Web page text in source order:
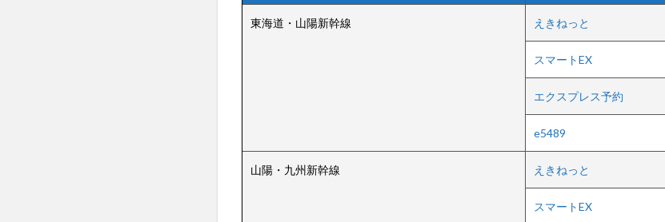
東海道・山陽新幹線 えきねっと
スマートEX
エクスプレス予約
e5489
山陽・九州新幹線 えきねっと
スマートEX